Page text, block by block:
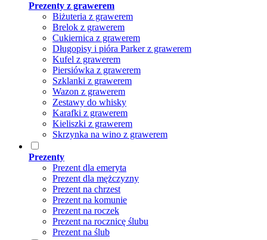
Prezenty z grawerem
Biżuteria z grawerem
Brelok z grawerem
Cukiernica z grawerem
Długopisy i pióra Parker z grawerem
Kufel z grawerem
Piersiówka z grawerem
Szklanki z grawerem
Wazon z grawerem
Zestawy do whisky
Karafki z grawerem
Kieliszki z grawerem
Skrzynka na wino z grawerem
Prezenty
Prezent dla emeryta
Prezent dla mężczyzny
Prezent na chrzest
Prezent na komunie
Prezent na roczek
Prezent na rocznicę ślubu
Prezent na ślub